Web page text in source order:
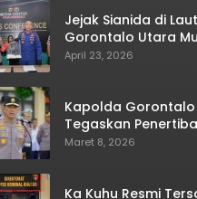
Jejak Sianida di Laut
Gorontalo Utara
Terkuak
April 23, 2026
Kapolda Gorontalo
Tegaskan
Terus Berjalan
Maret 8, 2026
Ka Kuhu Resmi